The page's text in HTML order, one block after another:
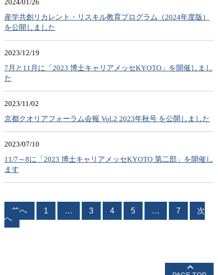
2024/01/26
産学共創リカレント・リスキル教育プログラム（2024年度版）
を公開しました
2023/12/19
7月と11月に「2023 博士キャリアメッセKYOTO」を開催しまし
た
2023/11/02
京都クオリアフォーラム会報 Vol.2 2023年秋号 を公開しました
2023/07/10
11/7～8に「2023 博士キャリアメッセKYOTO 第二部」を開催し
ます
前へ 1 … 3 4 5 … 7
次
へ